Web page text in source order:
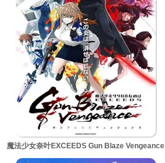
更新至05集
魔法少女奈叶EXCEEDS Gun Blaze Vengeance